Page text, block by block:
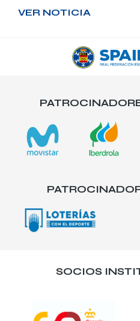
VER NOTICIA
SOCIOS